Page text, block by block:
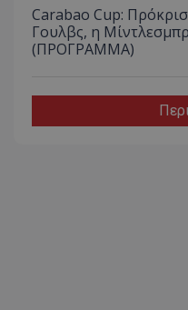
Carabao Cup:
Γουλβς, η
(ΠΡΟΓΡΑΜΜΑ)